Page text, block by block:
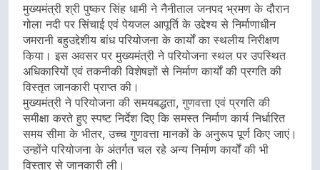
मुख्यमंत्री श्री पुष्कर सिंह धामी ने नैनीताल जनपद भ्रमण के दौरान
गोला नदी पर सिंचाई एवं पेयजल आपूर्ति के उद्देश्य से निर्माणाधीन
जमरानी बहुउद्देशीय बांध परियोजना के कार्यों का स्थलीय निरीक्षण
किया। इस अवसर पर मुख्यमंत्री ने परियोजना स्थल पर उपस्थित
अधिकारियों एवं तकनीकी विशेषज्ञों से निर्माण कार्यों की प्रगति की
विस्तृत जानकारी प्राप्त की।
मुख्यमंत्री ने परियोजना की समयबद्धता, गुणवत्ता एवं प्रगति की
समीक्षा करते हुए स्पष्ट निर्देश दिए कि समस्त निर्माण कार्य निर्धारित
समय सीमा के भीतर, उच्च गुणवत्ता मानकों के अनुरूप पूर्ण किए जाएं।
उन्होंने परियोजना के अंतर्गत चल रहे अन्य निर्माण कार्यों की भी
विस्तार से जानकारी ली।